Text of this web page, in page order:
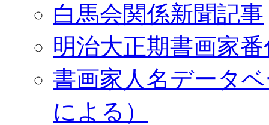
白馬会関係新聞記事
明治大正期書画家
書画家人名データ
による）